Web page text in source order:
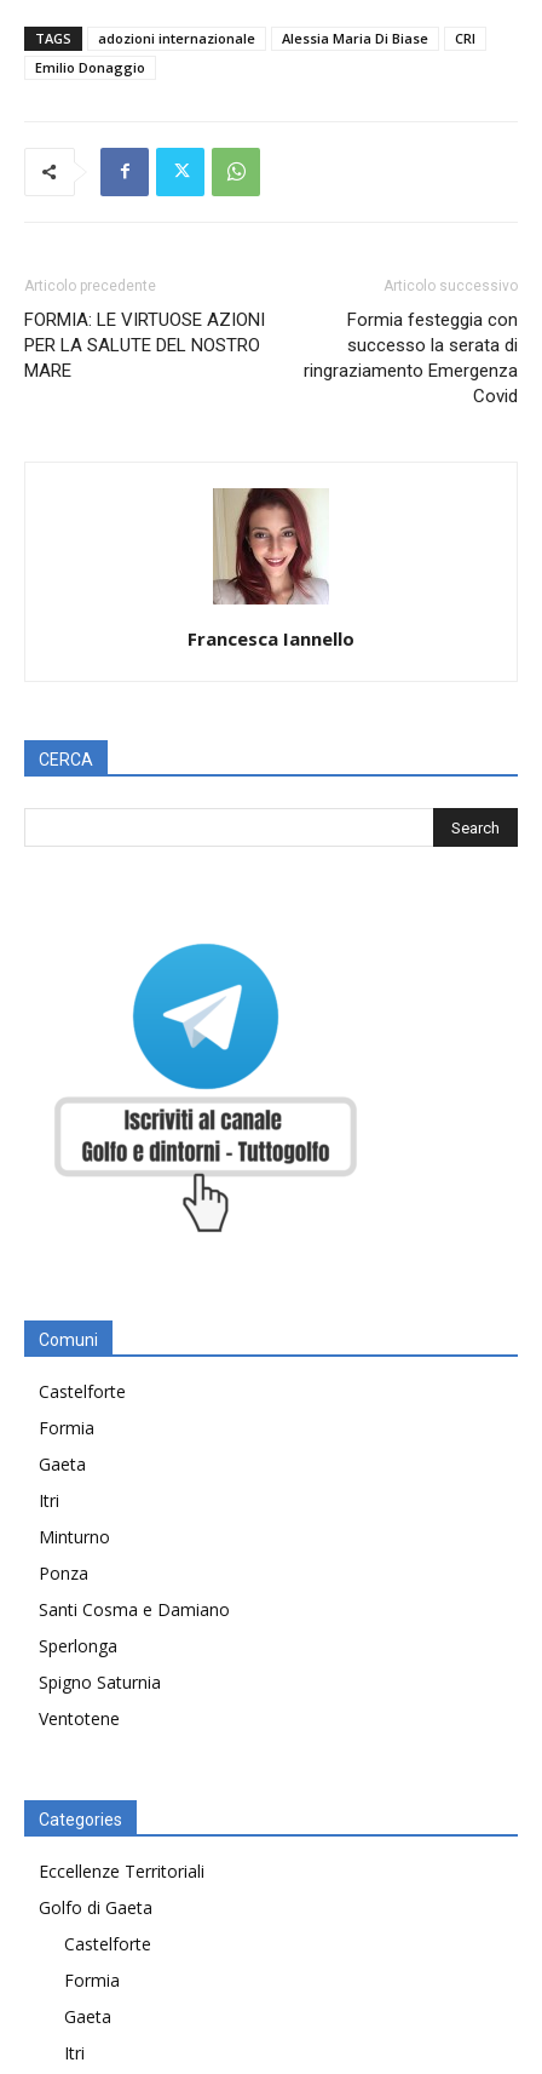
TAGS adozioni internazionale Alessia Maria Di Biase
CRI
Emilio Donaggio
Articolo precedente
FORMIA: LE VIRTUOSE AZIONI
PER LA SALUTE DEL NOSTRO
MARE
Articolo successivo
Formia festeggia con
successo la serata di
ringraziamento Emergenza
Covid
Francesca Iannello
CERCA
Comuni
Castelforte
Formia
Gaeta
Itri
Minturno
Ponza
Santi Cosma e Damiano
Sperlonga
Spigno Saturnia
Ventotene
Categories
Eccellenze Territoriali
Golfo di Gaeta
Castelforte
Formia
Gaeta
Itri